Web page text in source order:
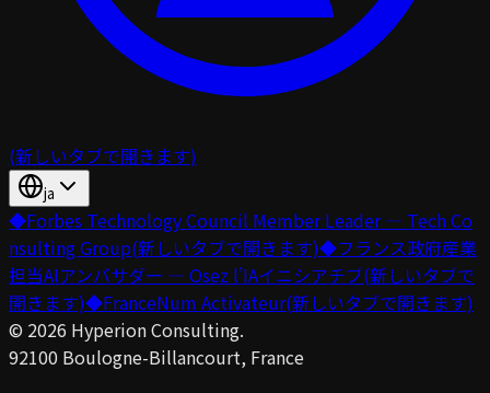
(新しいタブで開きます)
ja
◆Forbes Technology Council Member Leader — Tech Co
nsulting Group(新しいタブで開きます)◆フランス政府産業
担当AIアンバサダー — Osez l’IAイニシアチブ(新しいタブで
開きます)◆FranceNum Activateur(新しいタブで開きます)
© 2026 Hyperion Consulting.
92100 Boulogne-Billancourt, France